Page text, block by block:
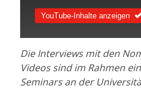
YouTube-Inhalte anzeigen
Die Interviews mit den
Videos sind im Rahmen
Seminars an der